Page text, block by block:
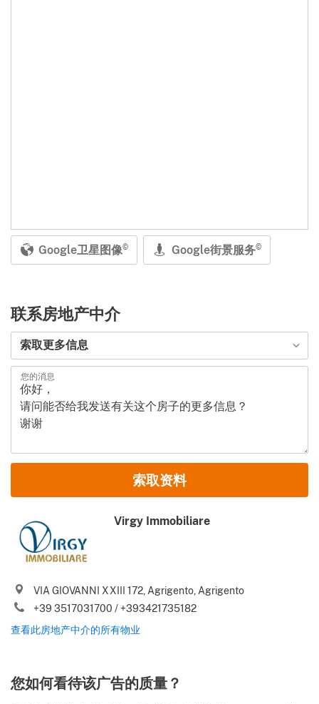
Google卫星图像© Google街景服务©
联系房地产中介
申请类型
索取更多信息
您的消息
电子邮件地址
电话号码 (包括国家代码)
隐私政策
示和建议
. 使用条款
索取资料
Virgy Immobiliare
VIA GIOVANNI XXIII 172, Agrigento, Agrigento
+39 3517031700 / +393421735182
查看此房地产中介的所有物业
您如何看待该广告的质量？